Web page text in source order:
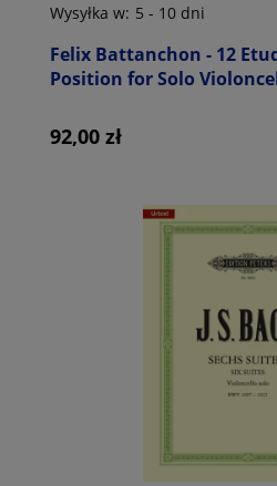
Felix Battanchon - 12
Position for Solo
Wysyłka w: 5 - 10 dni
92,00 zł